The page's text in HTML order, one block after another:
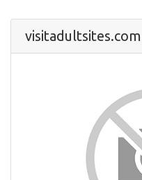
visitadultsites.com